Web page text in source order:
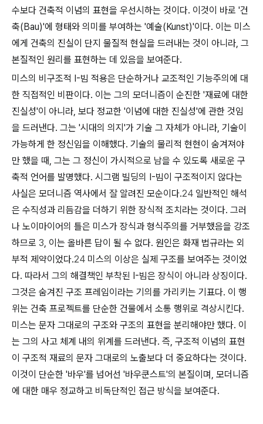
수보다 건축적 이념의 표현을 우선시하는 것이다. 이것이 바로 '건
축(Bau)'에 형태와 의미를 부여하는 '예술(Kunst)'이다. 이는 미스
에게 건축의 진실이 단지 물질적 현실을 드러내는 것이 아니라, 그
본질적인 원리를 표현하는 데 있음을 보여준다.
미스의 비구조적 I-빔 적용은 단순하거나 교조적인 기능주의에 대
한 직접적인 비판이다. 이는 그의 모더니즘이 순진한 '재료에 대한
진실성'이 아니라, 보다 정교한 '이념에 대한 진실성'에 관한 것임
을 드러낸다. 그는 '시대의 의지'가 기술 그 자체가 아니라, 기술이
가능하게 한 정신임을 이해했다. 기술의 물리적 현현이 숨겨져야
만 했을 때, 그는 그 정신이 가시적으로 남을 수 있도록 새로운 구
축적 언어를 발명했다. 시그램 빌딩의 I-빔이 구조적이지 않다는
사실은 모더니즘 역사에서 잘 알려진 모순이다.24 일반적인 해석
은 수직성과 리듬감을 더하기 위한 장식적 조치라는 것이다. 그러
나 노이마이어의 틀은 미스가 장식과 형식주의를 거부했음을 강조
하므로 3, 이는 올바른 답이 될 수 없다. 원인은 화재 법규라는 외
부적 제약이었다.24 미스의 이상은 실제 구조를 보여주는 것이었
다. 따라서 그의 해결책인 부착된 I-빔은 장식이 아니라 상징이다.
그것은 숨겨진 구조 프레임이라는 기의를 가리키는 기표다. 이 행
위는 건축 프로젝트를 단순한 건물에서 소통 행위로 격상시킨다.
미스는 문자 그대로의 구조와 구조의 표현을 분리해야만 했다. 이
는 그의 사고 체계 내의 위계를 드러낸다. 즉, 구조적 이념의 표현
이 구조적 재료의 문자 그대로의 노출보다 더 중요하다는 것이다.
이것이 단순한 '바우'를 넘어선 '바우쿤스트'의 본질이며, 모더니즘
에 대한 매우 정교하고 비독단적인 접근 방식을 보여준다.